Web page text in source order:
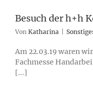
Besuch der h+h
Von Katharina
Am 22.03.19 waren
Fachmesse
[...]